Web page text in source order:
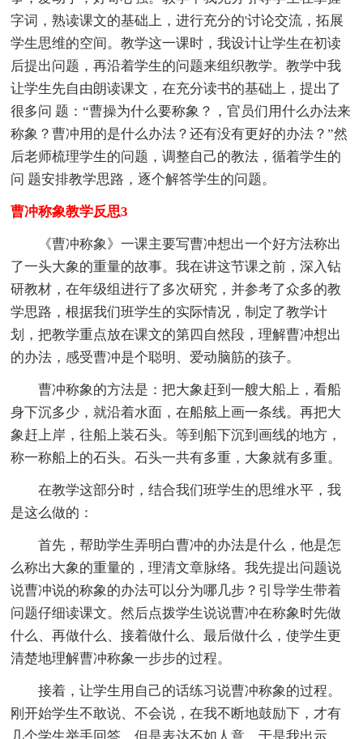
字词，熟读课文的基础上，进行充分的'讨论交流，拓展
学生思维的空间。教学这一课时，我设计让学生在初读
后提出问题，再沿着学生的问题来组织教学。教学中我
让学生先自由朗读课文，在充分读书的基础上，提出了
很多问 题：“曹操为什么要称象？，官员们用什么办法来
称象？曹冲用的是什么办法？还有没有更好的办法？”然
后老师梳理学生的问题，调整自己的教法，循着学生的
问 题安排教学思路，逐个解答学生的问题。
曹冲称象教学反思3
《曹冲称象》一课主要写曹冲想出一个好方法称出
了一头大象的重量的故事。我在讲这节课之前，深入钻
研教材，在年级组进行了多次研究，并参考了众多的教
学思路，根据我们班学生的实际情况，制定了教学计
划，把教学重点放在课文的第四自然段，理解曹冲想出
的办法，感受曹冲是个聪明、爱动脑筋的孩子。
曹冲称象的方法是：把大象赶到一艘大船上，看船
身下沉多少，就沿着水面，在船舷上画一条线。再把大
象赶上岸，往船上装石头。等到船下沉到画线的地方，
称一称船上的石头。石头一共有多重，大象就有多重。
在教学这部分时，结合我们班学生的思维水平，我
是这么做的：
首先，帮助学生弄明白曹冲的办法是什么，他是怎
么称出大象的重量的，理清文章脉络。我先提出问题说
说曹冲说的称象的办法可以分为哪几步？引导学生带着
问题仔细读课文。然后点拨学生说说曹冲在称象时先做
什么、再做什么、接着做什么、最后做什么，使学生更
清楚地理解曹冲称象一步步的过程。
接着，让学生用自己的话练习说曹冲称象的过程。
刚开始学生不敢说、不会说，在我不断地鼓励下，才有